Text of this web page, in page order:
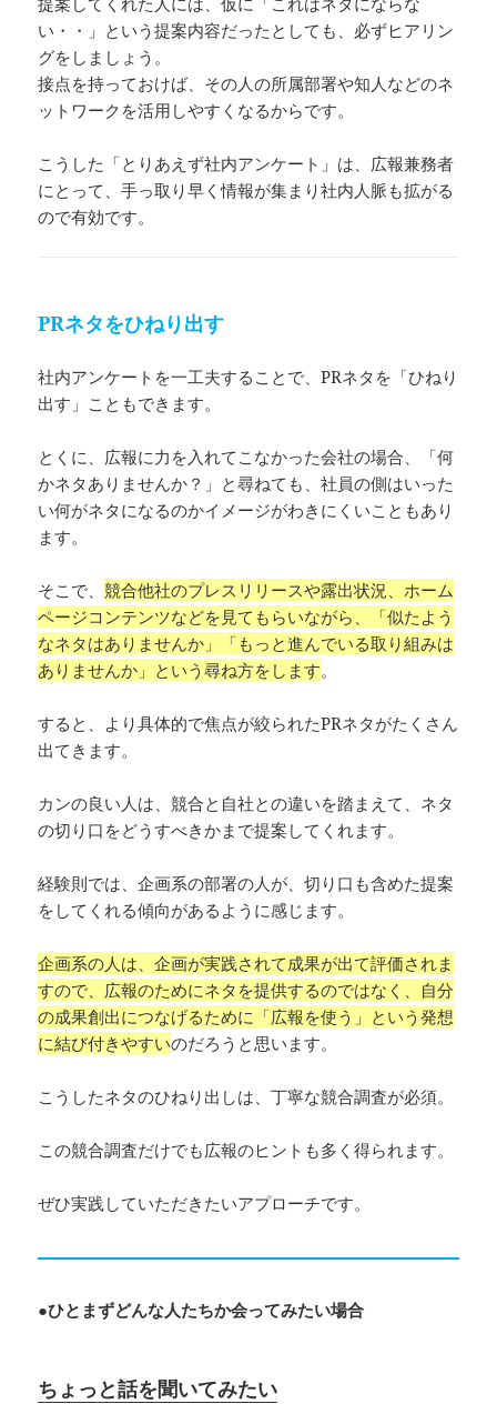
い・・」という提案内容だったとしても、必ずヒアリン
グをしましょう。
接点を持っておけば、その人の所属部署や知人などのネ
ットワークを活用しやすくなるからです。
こうした「とりあえず社内アンケート」は、広報兼務者
にとって、手っ取り早く情報が集まり社内人脈も拡がる
ので有効です。
PRネタをひねり出す
社内アンケートを一工夫することで、PRネタを「ひねり
出す」こともできます。
とくに、広報に力を入れてこなかった会社の場合、「何
かネタありませんか？」と尋ねても、社員の側はいった
い何がネタになるのかイメージがわきにくいこともあり
ます。
そこで、競合他社のプレスリリースや露出状況、ホーム
ページコンテンツなどを見てもらいながら、「似たよう
なネタはありませんか」「もっと進んでいる取り組みは
ありませんか」という尋ね方をします。
すると、より具体的で焦点が絞られたPRネタがたくさん
出てきます。
カンの良い人は、競合と自社との違いを踏まえて、ネタ
の切り口をどうすべきかまで提案してくれます。
経験則では、企画系の部署の人が、切り口も含めた提案
をしてくれる傾向があるように感じます。
企画系の人は、企画が実践されて成果が出て評価されま
すので、広報のためにネタを提供するのではなく、自分
の成果創出につなげるために「広報を使う」という発想
に結び付きやすいのだろうと思います。
こうしたネタのひねり出しは、丁寧な競合調査が必須。
この競合調査だけでも広報のヒントも多く得られます。
ぜひ実践していただきたいアプローチです。
●ひとまずどんな人たちか会ってみたい場合
ちょっと話を聞いてみたい